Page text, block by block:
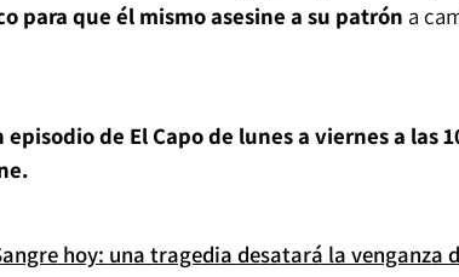
para que él mismo asesine a su patrón a
de El Capo de lunes a viernes a las
hoy: una tragedia desatará la venganza